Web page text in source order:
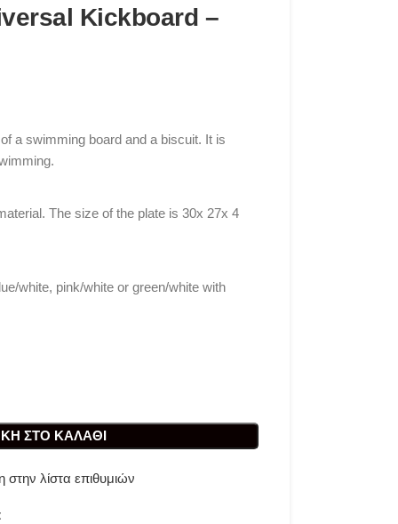
Kickboard –
a swimming board and a biscuit. It is
The size of the plate is 30x 27x 4
white, pink/white or green/white with
ΣΤΟ ΚΑΛΆΘΙ
λίστα επιθυμιών